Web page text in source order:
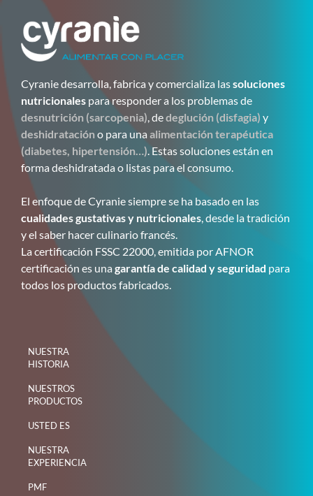
Cyranie desarrolla, fabrica y comercializa lassoluciones
nutricionales para responder a los problemas de
desnutrición (sarcopenia), dedeglución (disfagia) y
deshidratación o para una alimentación terapéutica
(diabetes, hipertensión…). Estas soluciones están en
forma deshidratada o listas para el consumo.
El enfoque de Cyranie siempre se ha basado en las
cualidades gustativas y nutricionales, desde la tradición
y el saber hacer culinario francés.
La certificación FSSC 22000, emitida por AFNOR
certificación es una garantía de calidad y seguridad para
todos los productos fabricados.
NUESTRA
HISTORIA
NUESTROS
PRODUCTOS
USTED ES
NUESTRA
EXPERIENCIA
PMF